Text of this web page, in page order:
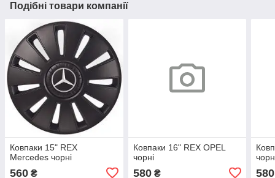
Подібні товари компанії
Ковпаки 15" REX
Mercedes чорні
560 ₴
Ковпаки 16" REX OPEL
чорні
580₴ 580